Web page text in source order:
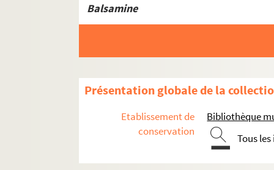
Balsamine
Présentation globale de la
Etablissement de
conservation
Bibliothèque
Tous
ORG C.13/2. Partitions de Marjac
ORG C.13/2. Partitions de Marly,
ORG C.13/2. Partitions de Martin,
ORG C.13/3. Partitions de Martine,
ORG C.13/3. Partitions de
ORG C.13/3. Partitions de Martinez,